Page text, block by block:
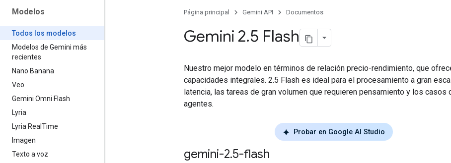
Modelos
Todos los modelos
Modelos de Gemini más
recientes
Nano Banana
Veo
Gemini Omni Flash
Lyria
Lyria Real Time
Imagen
Texto a voz
Página principal Gemini API Documentos
Gemini 2.5 Flash
Nuestro mejor modelo en términos de relación precio-rendimiento, que
capacidades integrales. 2.5 Flash es ideal para el procesamiento a gran
latencia, las tareas de gran volumen que requieren pensamiento y los casos
agentes.
Probar en Google AI Studio
gemini-2.5-flash